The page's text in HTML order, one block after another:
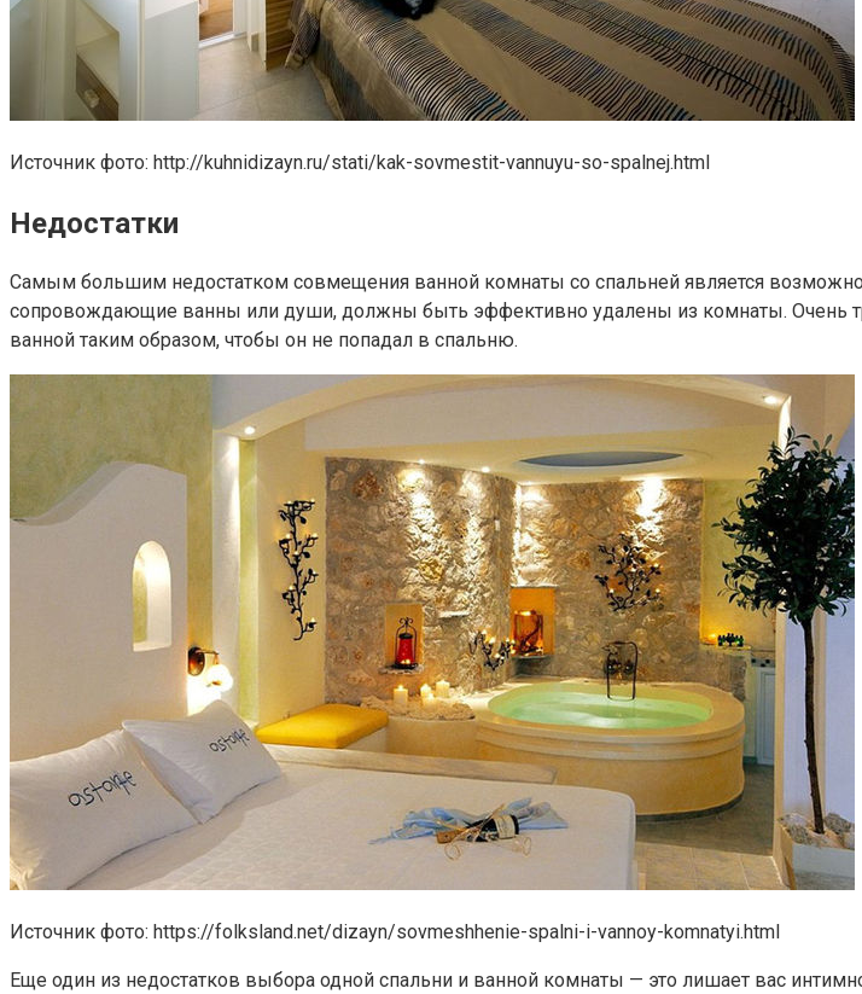
Источник фото: http://kuhnidizayn.ru/stati/kak-sovmestit-vannuyu-so-spalnej.html
Недостатки
Самым большим недостатком совмещения ванной комнаты со спальней является
сопровождающие ванны или души, должны быть эффективно удалены из комнаты. Очень
ванной таким образом, чтобы он не попадал в спальню.
Источник фото: https://folksland.net/dizayn/sovmeshhenie-spalni-i-vannoy-komnatyi.html
Еще один из недостатков выбора одной спальни и ванной комнаты — это лишает вас